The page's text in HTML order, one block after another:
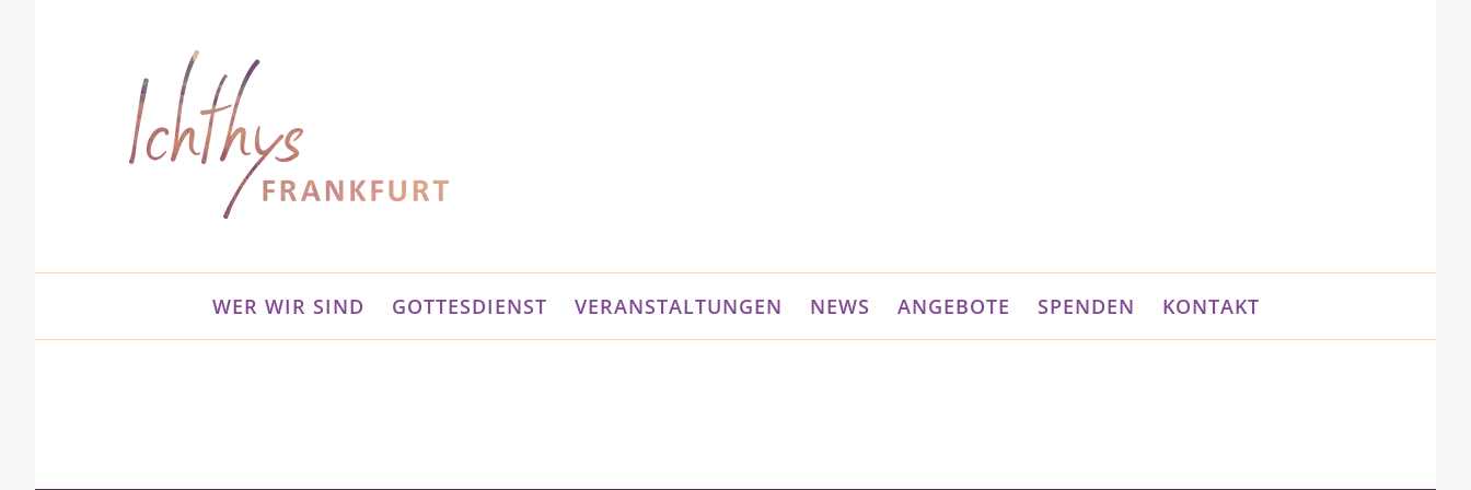
WER WIR SIND GOTTESDIENST VERANSTALTUNGEN NEWS ANGEBOTE SPENDEN KONTAKT